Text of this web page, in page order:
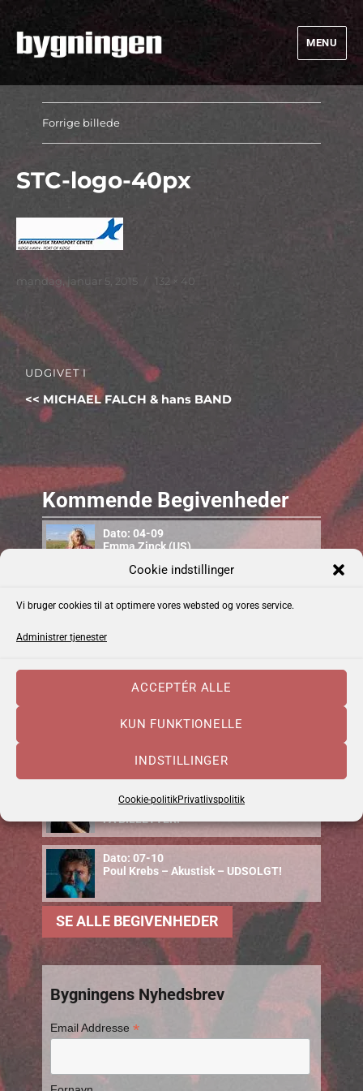
Cookie indstillinger
Vi bruger cookies til at optimere vores websted og vores service.
Administrer tjenester
ACCEPTÉR ALLE
KUN FUNKTIONELLE
INDSTILLINGER
Cookie-politikPrivatlivspolitik
Bygningen
MENU
Forrige billede
STC-logo-40px
Udgivet
mandag, januar 5, 2015
Faktisk
størrelse
132 × 40
Indlægsnavigation
UDGIVET I
MICHAEL FALCH & hans BAND
Kommende Begivenheder
Dato: 04-09
Emma Zinck (US)
Dato: 10-09
Cajun Food & Music – september 2026
Dato: 18-09
Dato: 26-09
Hadi Ka-koush – Næsten Helt Normal! –
FÅ BILLETTER!
Dato: 07-10
Poul Krebs – Akustisk – UDSOLGT!
SE ALLE BEGIVENHEDER
Bygningens Nyhedsbrev
Email Addresse*